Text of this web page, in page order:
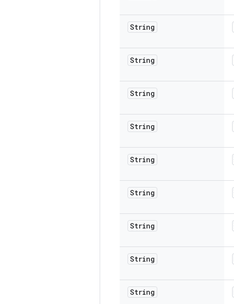
String
String
String
String
String
String
String
String
String